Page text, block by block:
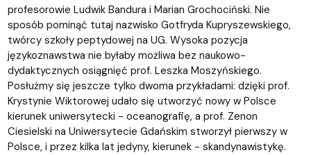
profesorowie Ludwik Bandura i Marian Grochociński. Nie
sposób pominąć tutaj nazwisko Gotfryda Kupryszewskiego,
twórcy szkoły peptydowej na UG. Wysoka pozycja
językoznawstwa nie byłaby możliwa bez naukowo-
dydaktycznych osiągnięć prof. Leszka Moszyńskiego.
Posłużmy się jeszcze tylko dwoma przykładami: dzięki prof.
Krystynie Wiktorowej udało się utworzyć nowy w Polsce
kierunek uniwersytecki - oceanografię, a prof. Zenon
Ciesielski na Uniwersytecie Gdańskim stworzył pierwszy w
Polsce, i przez kilka lat jedyny, kierunek - skandynawistykę.